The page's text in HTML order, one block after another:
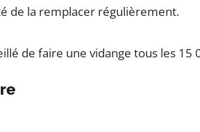
de la remplacer régulièrement.
de faire une vidange tous les